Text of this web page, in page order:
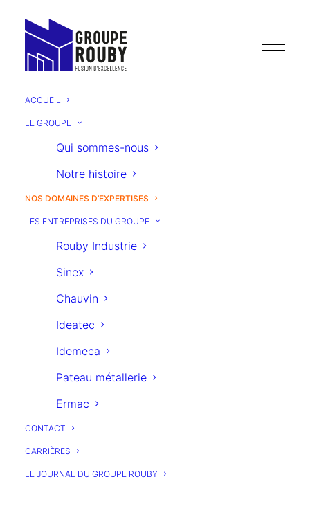
ACCUEIL
LE GROUPE
Qui sommes-nous
Notre histoire
NOS DOMAINES D’EXPERTISES
LES ENTREPRISES DU GROUPE
Rouby Industrie
Sinex
Chauvin
Ideatec
Idemeca
Pateau métallerie
Ermac
CONTACT
CARRIÈRES
LE JOURNAL DU GROUPE ROUBY
Nos domaines
d’expertises